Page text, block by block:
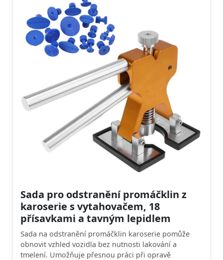
Sada pro odstranění promáčklin z
karoserie s vytahovačem, 18
přísavkami a tavným lepidlem
Sada na odstranění promáčklin karoserie pomůže
obnovit vzhled vozidla bez nutnosti lakování a
tmelení. Umožňuje přesnou práci při opravě